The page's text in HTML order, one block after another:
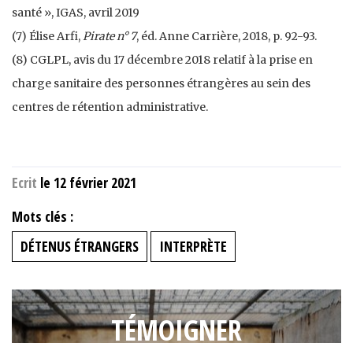
santé », IGAS, avril 2019
(7) Élise Arfi, Pirate n° 7, éd. Anne Carrière, 2018, p. 92-93.
(8) CGLPL, avis du 17 décembre 2018 relatif à la prise en
charge sanitaire des personnes étrangères au sein des
centres de rétention administrative.
Ecrit le 12 février 2021
Mots clés :
DÉTENUS ÉTRANGERS
INTERPRÈTE
TÉMOIGNER